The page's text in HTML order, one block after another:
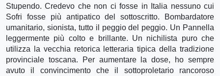
Stupendo. Credevo che non ci fosse in Italia nessuno cui
Sofri fosse più antipatico del sottoscritto. Bombardatore
umanitario, sionista, tutto il peggio del peggio. Un Pannella
leggermente più colto e brillante. Un nichilista puro che
utilizza la vecchia retorica letteraria tipica della tradizione
provinciale toscana. Per aumentare la dose, ho sempre
avuto il convincimento che il sottoproletario rancoroso